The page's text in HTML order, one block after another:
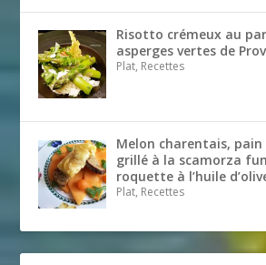
Risotto crémeux au
asperges vertes de
Plat, Recettes
Melon charentais,
grillé à la scamorza
roquette à l’huile
Plat, Recettes